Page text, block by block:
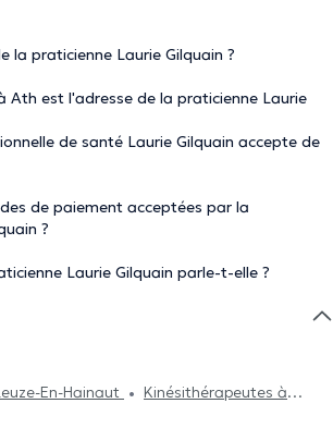
la praticienne Laurie Gilquain ?
Ath est l'adresse de la praticienne Laurie
de santé Laurie Gilquain accepte de
de paiement acceptées par la
?
Laurie Gilquain parle-t-elle ?
En-Hainaut
Kinésithérapeutes à